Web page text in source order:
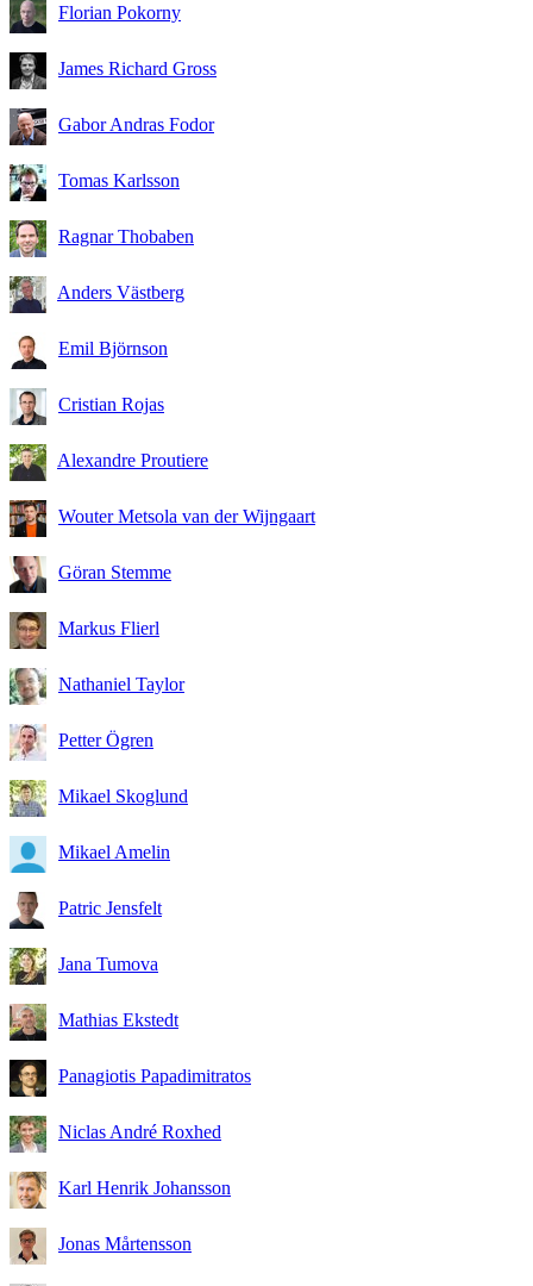
Florian Pokorny
James Richard Gross
Gabor Andras Fodor
Tomas Karlsson
Ragnar Thobaben
Anders Västberg
Emil Björnson
Cristian Rojas
Alexandre Proutiere
Wouter Metsola van der Wijngaart
Göran Stemme
Markus Flierl
Nathaniel Taylor
Petter Ögren
Mikael Skoglund
Mikael Amelin
Patric Jensfelt
Jana Tumova
Mathias Ekstedt
Panagiotis Papadimitratos
Niclas André Roxhed
Karl Henrik Johansson
Jonas Mårtensson